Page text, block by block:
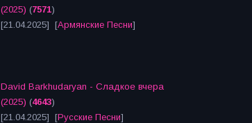
(2025) (7571)
[21.04.2025] [Армянские Песни]
David Barkhudaryan - Сладкое вчера
(2025) (4643)
[21.04.2025] [Русские Песни]